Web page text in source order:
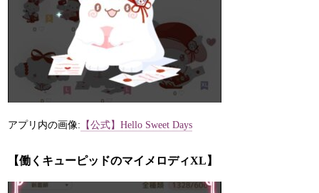
アプリ内の画像: 【公式】Hello Sweet Days
【働くキューピッドのマイメロディXL】